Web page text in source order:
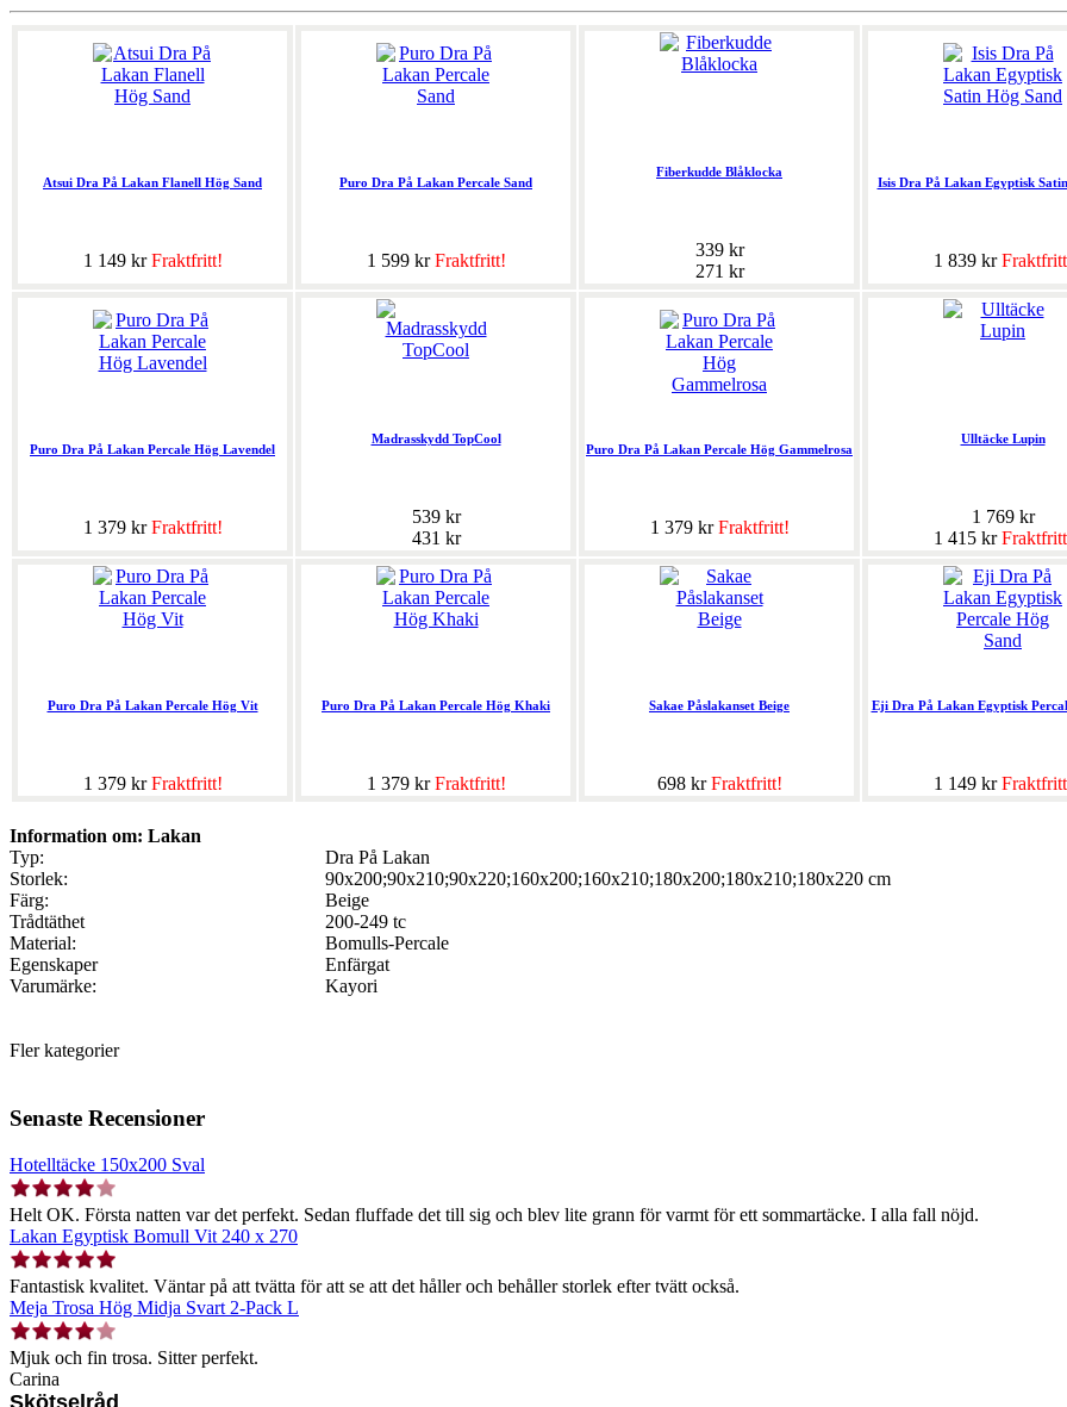
Atsui Dra På Lakan Flanell Hög Sand
1 149 krFraktfritt!
Puro Dra På Lakan Percale Sand
1 599 krFraktfritt!
Fiberkudde Blåklocka
339 kr
271 kr
Isis Dra På Lakan Egyptisk
1 839 kr
Puro Dra På Lakan Percale Hög Lavendel
1 379 krFraktfritt!
Madrasskydd TopCool
539 kr
431 kr
Puro Dra På Lakan Percale Hög Gammelrosa
1 379 krFraktfritt!
Ulltäcke Lupin
1 769 kr
1 415 kr
Puro Dra På Lakan Percale Hög Vit
1 379 krFraktfritt!
Puro Dra På Lakan Percale Hög Khaki
1 379 krFraktfritt!
Sakae Påslakanset Beige
698 krFraktfritt!
Eji Dra På Lakan Egyptisk
1 149 kr
Information om: Lakan
Typ:
Dra På Lakan
Storlek:
90x200;90x210;90x220;160x200;160x210;180x200;180x210;180x220 cm
Färg:
Beige
Trådtäthet
200-249 tc
Material:
Bomulls-Percale
Egenskaper
Enfärgat
Varumärke:
Kayori
Fler kategorier
Senaste Recensioner
Hotelltäcke 150x200 Sval
Helt OK. Första natten var det perfekt. Sedan fluffade det till sig och blev lite grann för varmt för ett sommartäcke. I alla fall nöjd.
Lakan Egyptisk Bomull Vit 240 x 270
Fantastisk kvalitet. Väntar på att tvätta för att se att det håller och behåller storlek efter tvätt också.
Meja Trosa Hög Midja Svart 2-Pack L
Mjuk och fin trosa. Sitter perfekt.
Carina
Skötselråd